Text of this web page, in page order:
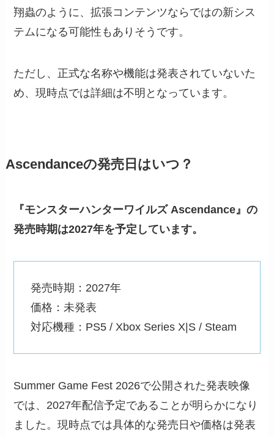
翔蟲のように、拡張コンテンツならではの新シス
テムになる可能性もありそうです。
ただし、正式な名称や機能は発表されていないた
め、現時点では詳細は不明となっています。
Ascendanceの発売日はいつ？
『モンスターハンターワイルズ Ascendance』の
発売時期は2027年を予定しています。
発売時期：2027年
価格：未発表
対応機種：PS5 / Xbox Series X|S / Steam
Summer Game Fest 2026で公開された発表映像
では、2027年配信予定であることが明らかになり
ました。現時点では具体的な発売日や価格は発表